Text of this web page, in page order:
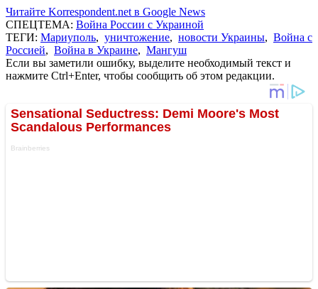
Читайте Korrespondent.net в Google News
СПЕЦТЕМА: Война России с Украиной
ТЕГИ: Мариуполь, уничтожение, новости Украины, Война с
Россией, Война в Украине, Мангуш
Если вы заметили ошибку, выделите необходимый текст и
нажмите Ctrl+Enter, чтобы сообщить об этом редакции.